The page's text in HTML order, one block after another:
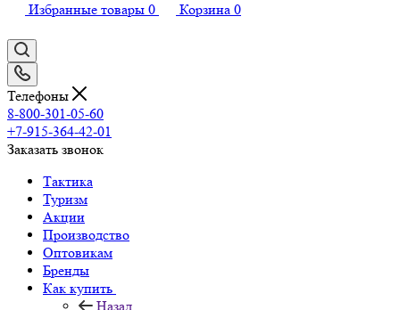
Избранные товары 0 Корзина 0
Телефоны
8-800-301-05-60
+7-915-364-42-01
Заказать звонок
Тактика
Туризм
Акции
Производство
Оптовикам
Бренды
Как купить
Назад